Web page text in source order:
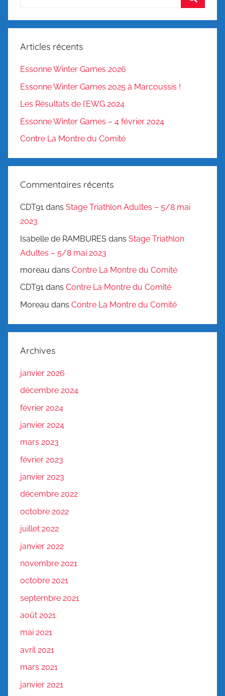
:
Articles récents
Essonne Winter Games 2026
Essonne Winter Games 2025 à Marcoussis !
Les Résultats de l’EWG 2024
Essonne Winter Games – 4 février 2024
Contre La Montre du Comité
Commentaires récents
CDT91 dans Stage Triathlon Adultes – 5/8 mai
2023
Isabelle de RAMBURES dans Stage Triathlon
Adultes – 5/8 mai 2023
moreau dans Contre La Montre du Comité
CDT91 dans Contre La Montre du Comité
Moreau dans Contre La Montre du Comité
Archives
janvier 2026
décembre 2024
février 2024
janvier 2024
mars 2023
février 2023
janvier 2023
décembre 2022
octobre 2022
juillet 2022
janvier 2022
novembre 2021
octobre 2021
septembre 2021
août 2021
mai 2021
avril 2021
mars 2021
janvier 2021